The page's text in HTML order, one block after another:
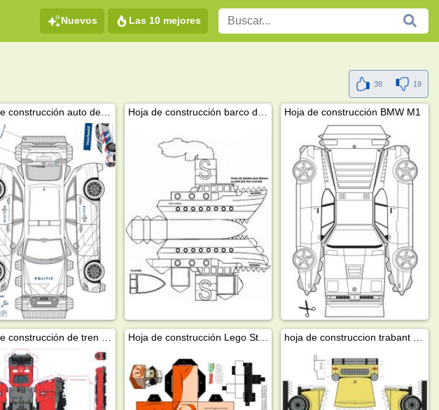
Nuevos Las 10 mejores
38 19
Hoja de construcción BMW M1
Hoja de construcción Lego Star Wars